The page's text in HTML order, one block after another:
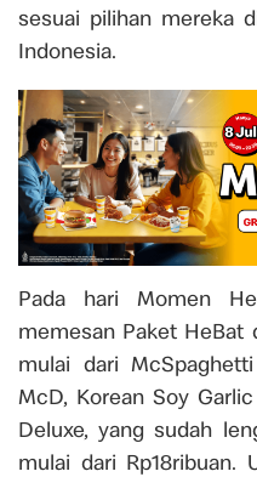
sesuai pilihan mereka
Indonesia.
Pada hari Momen
memesan Paket HeBat
mulai dari
McD, Korean Soy
Deluxe, yang sudah
mulai dari Rp18ribuan.